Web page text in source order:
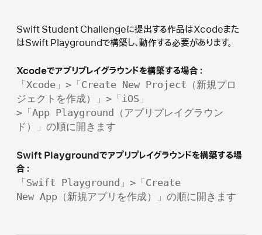
Swift Student Challengeに提出する作品はXcodeまた
はSwift Playgroundで構築し、動作する必要があります。
Xcodeでアプリプレイグラウンドを構築する場合：
「Xcode」>「Create New Project（新規プロ
ジェクトを作成）」>「iOS」
>「App Playground（アプリプレイグラウン
ド）」の順に開きます
Swift Playgroundでアプリプレイグラウンドを構築する場
合：
「Swift Playground」>「Create
New App（新規アプリを作成）」の順に開きます